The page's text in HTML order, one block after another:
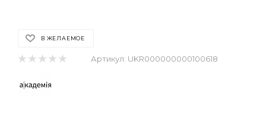
В ЖЕЛАЕМОЕ
Артикул: UKR000000000100618